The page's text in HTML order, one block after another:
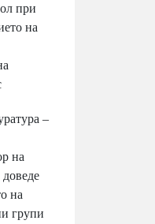
при
на
–
на
доведе
на
групи